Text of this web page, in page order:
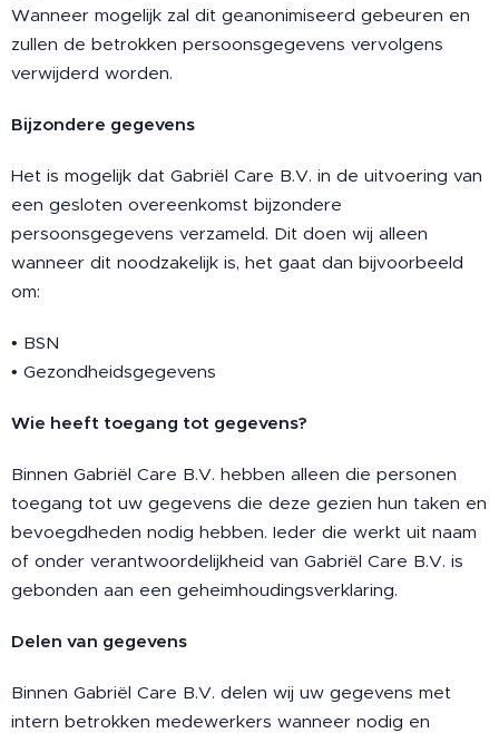
Wanneer mogelijk zal dit geanonimiseerd gebeuren en
zullen de betrokken persoonsgegevens vervolgens
verwijderd worden.
Bijzondere gegevens
Het is mogelijk dat Gabriël Care B.V. in de uitvoering van
een gesloten overeenkomst bijzondere
persoonsgegevens verzameld. Dit doen wij alleen
wanneer dit noodzakelijk is, het gaat dan bijvoorbeeld
om:
• BSN
• Gezondheidsgegevens
Wie heeft toegang tot gegevens?
Binnen Gabriël Care B.V. hebben alleen die personen
toegang tot uw gegevens die deze gezien hun taken en
bevoegdheden nodig hebben. Ieder die werkt uit naam
of onder verantwoordelijkheid van Gabriël Care B.V. is
gebonden aan een geheimhoudingsverklaring.
Delen van gegevens
Binnen Gabriël Care B.V. delen wij uw gegevens met
intern betrokken medewerkers wanneer nodig en